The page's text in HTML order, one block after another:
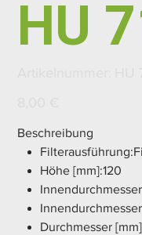
HU
Beschreibung
Höhe [mm]:120
Durchmesser